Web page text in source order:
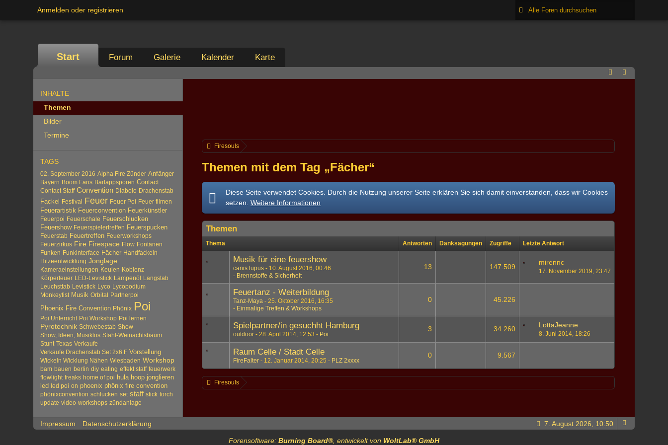
Anmelden oder registrieren
Start Forum Galerie Kalender Karte
INHALTE
Themen
Bilder
Termine
TAGS
02. September 2016 Alpha Fire Zünder Anfänger
Bayern Boom Fans Bärlappsporen Contact
Contact Staff Convention Diabolo Drachenstab
Fackel Festival Feuer Feuer Poi Feuer filmen
Feuerartistik Feuerconvention Feuerkünstler
Feuerpoi Feuerschale Feuerschlucken
Feuershow Feuerspielertreffen Feuerspucken
Feuerstab Feuertreffen Feuerworkshops
Feuerzirkus Fire Firespace Flow Fontänen
Funken Funkinterface Fächer Handfackeln
Hitzeentwicklung Jonglage
Kameraeinstellungen Keulen Koblenz
Körperfeuer LED-Levistick Lampenöl
Langstab
Leuchsttab Levistick Lyco Lycopodium
Monkeyfist Musik Orbital Partnerpoi
Phoenix Fire Convention Phönix Poi
Poi Unterricht Poi Workshop Poi lernen
Pyrotechnik Schwebestab Show
Show, Ideen, Musiklos Stahl-Weinachtsbaum
Stunt Texas Verkaufe
Verkaufe Drachenstab Set 2x6 F Vorstellung
Wickeln Wicklung Nähen Wiesbaden Workshop
bam bauen berlin diy eating effekt staff feuerwerk
flowlight freaks home of poi hula hoop jonglieren
led led poi on phoenix phönix fire convention
phönixconvention schlucken set staff stick torch
update video workshops zündanlage
Firesouls
Themen mit dem Tag „Fächer“
Diese Seite verwendet Cookies. Durch die Nutzung unserer Seite erklären Sie sich damit einverstanden, dass wir Cookies
setzen.Weitere Informationen
Themen
Thema Antworten Danksagungen Zugriffe Letzte Antwort
Musik für eine feuershow
canis lupus
10. August 2016, 00:46
Brennstoffe & Sicherheit
13 147.509
mirennc
17. November 2019, 23:47
Feuertanz - Weiterbildung
Tanz-Maya
25. Oktober 2016, 16:35
Einmalige Treffen & Workshops
0 45.226
Spielpartner/in gesuchht Hamburg
outdoor 28. April 2014, 12:53 Poi
3 34.260 LottaJeanne
8. Juni 2014, 18:26
Raum Celle / Stadt Celle
FireFalter 12. Januar 2014, 20:25 PLZ 2xxxx
0 9.567
Firesouls
Impressum Datenschutzerklärung 7. August 2026, 10:50
Forensoftware: Burning Board®, entwickelt von WoltLab® GmbH